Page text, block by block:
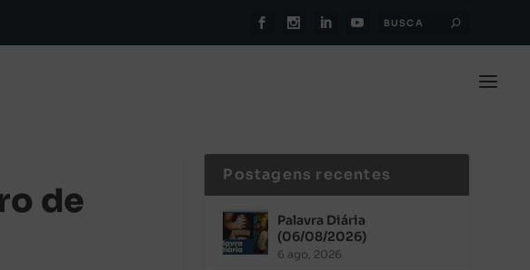
de
Postagens recentes
Palavra Diária
(06/08/2026)
6 ago, 2026